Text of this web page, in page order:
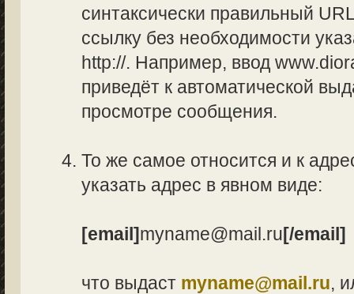
синтаксически правильный
ссылку без необходимости
http://. Например, ввод
приведёт к автоматической
просмотре сообщения.
То же самое относится и к
указать адрес в явном виде:
[email]myname@mail.ru[/email]
что выдаст myname@mail.ru,